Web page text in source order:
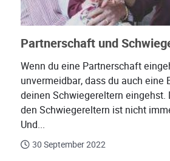
Partnerschaft und
Wenn du eine Partnerschaft
unvermeidbar, dass du auch eine
deinen Schwiegereltern eingehst.
den Schwiegereltern ist nicht
Und...
30 September 2022